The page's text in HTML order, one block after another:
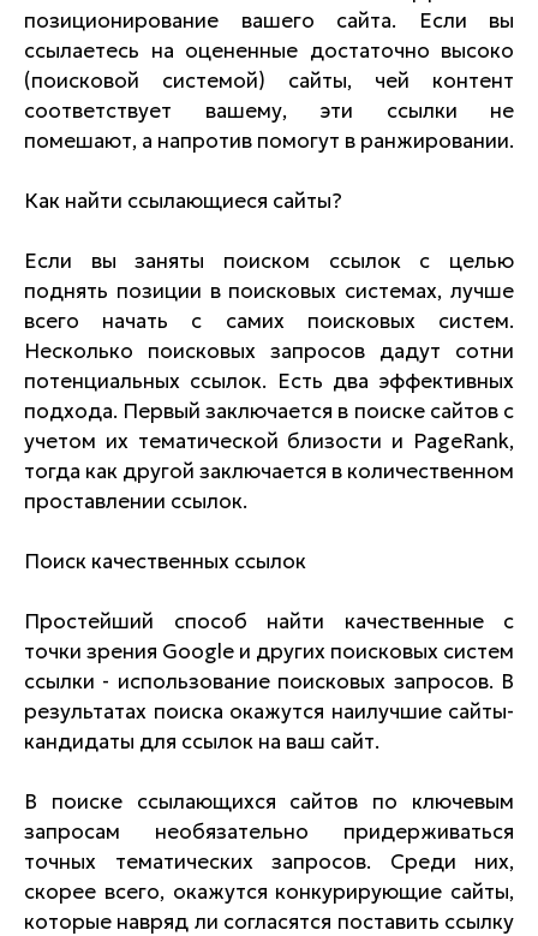
позиционирование вашего сайта. Если вы
ссылаетесь на оцененные достаточно высоко
(поисковой системой) сайты, чей контент
соответствует вашему, эти ссылки не
помешают, а напротив помогут в ранжировании.
Как найти ссылающиеся сайты?
Если вы заняты поиском ссылок с целью
поднять позиции в поисковых системах, лучше
всего начать с самих поисковых систем.
Несколько поисковых запросов дадут сотни
потенциальных ссылок. Есть два эффективных
подхода. Первый заключается в поиске сайтов с
учетом их тематической близости и PageRank,
тогда как другой заключается в количественном
проставлении ссылок.
Поиск качественных ссылок
Простейший способ найти качественные с
точки зрения Google и других поисковых систем
ссылки - использование поисковых запросов. В
результатах поиска окажутся наилучшие сайты-
кандидаты для ссылок на ваш сайт.
В поиске ссылающихся сайтов по ключевым
запросам необязательно придерживаться
точных тематических запросов. Среди них,
скорее всего, окажутся конкурирующие сайты,
которые навряд ли согласятся поставить ссылку